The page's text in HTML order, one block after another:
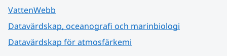
VattenWebb
Datavärdskap, oceanografi och marinbiologi
Datavärdskap för atmosfärkemi